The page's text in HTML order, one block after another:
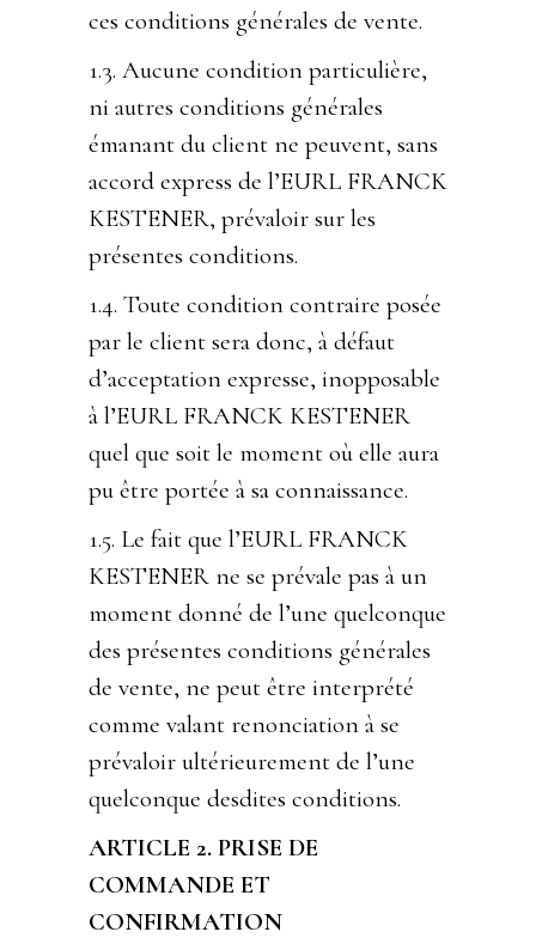
ces conditions générales de vente.
1.3. Aucune condition particulière,
ni autres conditions générales
émanant du client ne peuvent, sans
accord express de l’EURL FRANCK
KESTENER, prévaloir sur les
présentes conditions.
1.4. Toute condition contraire posée
par le client sera donc, à défaut
d’acceptation expresse, inopposable
à l’EURL FRANCK KESTENER
quel que soit le moment où elle aura
pu être portée à sa connaissance.
1.5. Le fait que l’EURL FRANCK
KESTENER ne se prévale pas à un
moment donné de l’une quelconque
des présentes conditions générales
de vente, ne peut être interprété
comme valant renonciation à se
prévaloir ultérieurement de l’une
quelconque desdites conditions.
ARTICLE 2. PRISE DE
COMMANDE ET
CONFIRMATION